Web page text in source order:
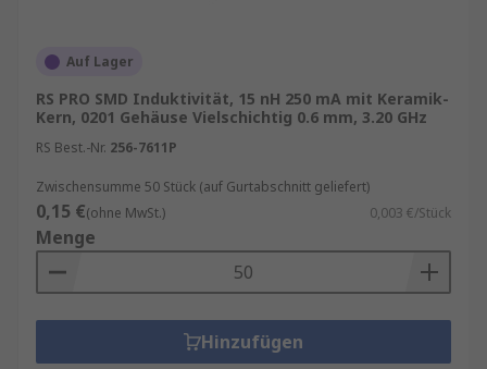
Auf Lager
RS PRO SMD Induktivität, 15 nH 250 mA mit Keramik-
Kern, 0201 Gehäuse Vielschichtig 0.6 mm, 3.20 GHz
RS Best.-Nr. 256-7611P
Zwischensumme 50 Stück (auf Gurtabschnitt geliefert)
0,15 €(ohne MwSt.) 0,003 €/Stück
Menge
Hinzufügen